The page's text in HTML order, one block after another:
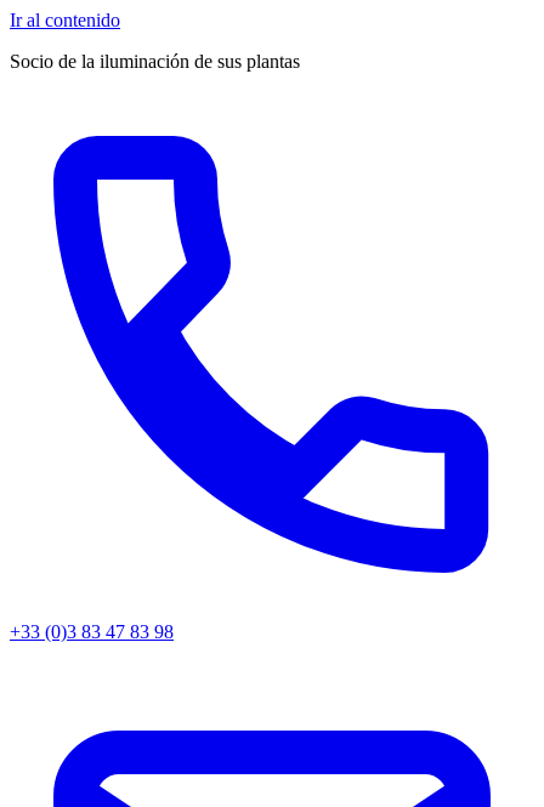
Ir al contenido
Socio de la iluminación de sus plantas
+33 (0)3 83 47 83 98